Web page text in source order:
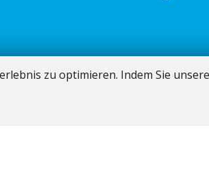
zu optimieren. Indem Sie